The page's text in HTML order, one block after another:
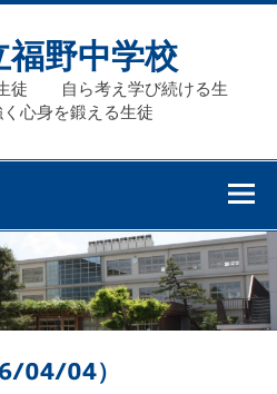
野中学校
徒 自ら考え学び続ける生
身を鍛える生徒
04/04）